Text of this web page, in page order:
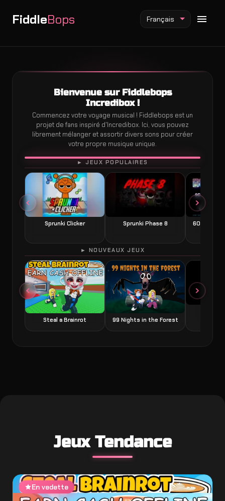
FiddleBops
Mod Fiddlebops
Mod Incredibox
Mod Sprunki
Français
Bienvenue sur Fiddlebops
Incredibox !
Commencez votre voyage musical ! Fiddlebops est un
projet de fans inspiré d'Incredibox. Ici, vous pouvez
librement mélanger et assortir divers sons pour créer
votre propre musique unique.
► JEUX POPULAIRES
Sprunki Clicker Sprunki Phase 8 60
JOUER
► NOUVEAUX JEUX
Steal a Brainrot 99 Nights in the Forest
Jeux Tendance
En vedette